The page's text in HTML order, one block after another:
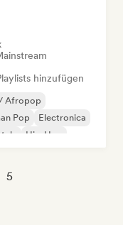
hinzufügen
Afropop
Pop
Electronica
Hip-Hop
5